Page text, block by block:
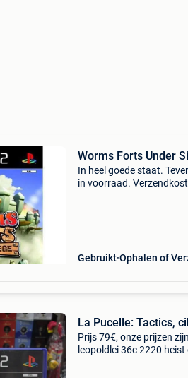
Worms Forts Under
In heel goede staat.
in voorraad.
Gebruikt Ophalen of
La Pucelle: Tactics,
Prijs 79€, onze prijzen
leopoldlei 36c 2220